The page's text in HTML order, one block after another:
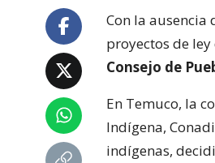
Con la ausencia
proyectos de
Consejo de
En Temuco, la
Indígena,
indígenas,